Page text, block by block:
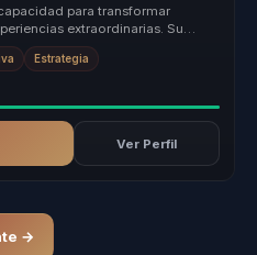
para transformar
extraordinarias. Su
Estrategia
Ver Perfil
→